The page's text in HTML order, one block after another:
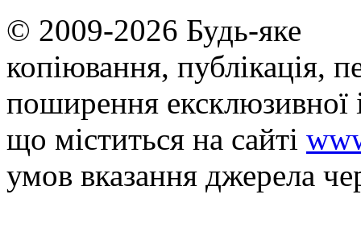
© 2009-2026 Будь-яке
копiювання, публiкацiя,
поширення
що мiститься на сайті
умов вказання джерела